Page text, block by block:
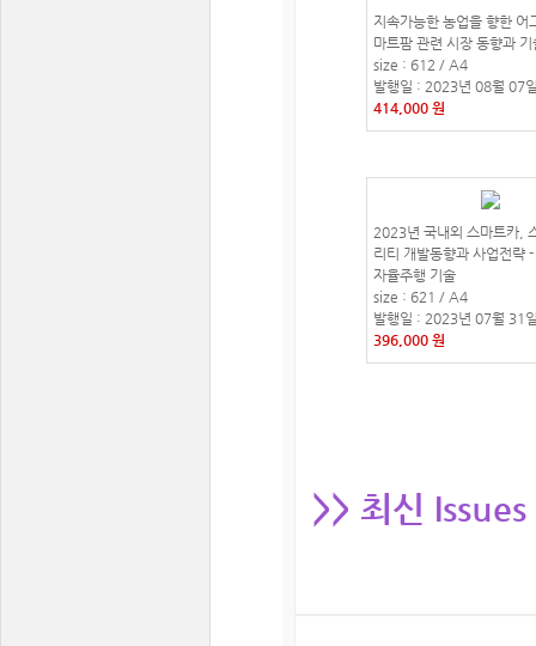
지속가능한 농업을 향한 어
마트팜 관련 시장 동향과
size : 612 / A4
발행일 : 2023년 08월 07
414,000 원
2023년 국내외 스마트카,
리티 개발동향과 사업전략
자율주행 기술
size : 621 / A4
발행일 : 2023년 07월 31
396,000 원
>> 최신